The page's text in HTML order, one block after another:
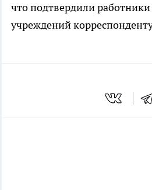
что подтвердили
учреждений